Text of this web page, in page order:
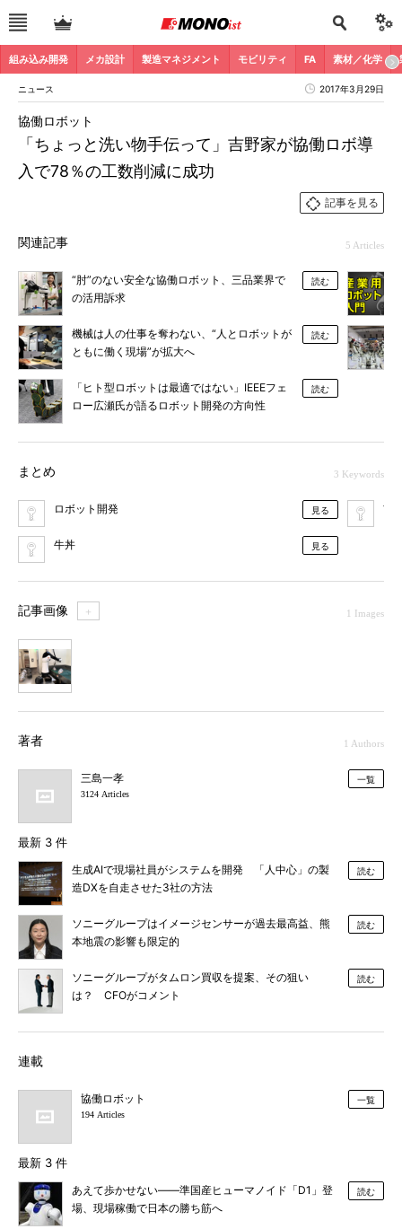
組み込み開発 メカ設計 製造マネジメント モビリティ FA 素材／化学
ニュース 2017年3月29日
「ちょっと洗い物手伝って」吉野家が協働ロボ導
入で78％の工数削減に成功
協働ロボット
記事を見る
関連記事 5 Articles
“肘”のない安全な協働ロボット、三品業界で
の活用訴求
読む
機械は人の仕事を奪わない、“人とロボットが
ともに働く現場”が拡大へ
読む
「ヒト型ロボットは最適ではない」IEEEフェ
ロー広瀬氏が語るロボット開発の方向性
読む
まとめ 3 Keywords
ロボット開発 見る
牛丼 見る
吉
記事画像 ＋ 1 Images
著者 1 Authors
三島一孝
3124 Articles
一覧
最新 3 件
生成AIで現場社員がシステムを開発 「人中心」の製
造DXを自走させた3社の方法
読む
ソニーグループはイメージセンサーが過去最高益、熊
本地震の影響も限定的
読む
ソニーグループがタムロン買収を提案、その狙い
は？ CFOがコメント
読む
連載
協働ロボット
194 Articles
一覧
最新 3 件
あえて歩かせない――準国産ヒューマノイド「D1」登
場、現場稼働で日本の勝ち筋へ
読む